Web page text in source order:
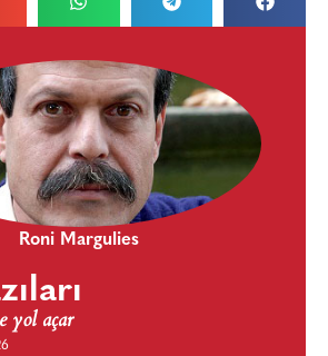
Roni Margulies
yol açar